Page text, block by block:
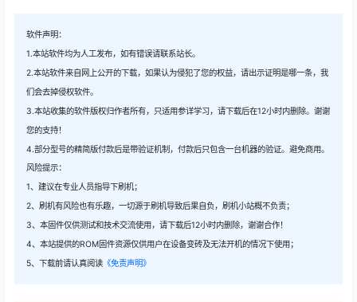
软件声明：
1.本站软件均为人工发布，如有错误请联系站长。
2.本站软件来自网上公开的下载，如果认为侵犯了您的权益，请出示证明是哪一条，我
们会去掉侵权软件。
3.本站收集的软件版权归作者所有，只适用参详学习，请下载后在12小时内删除。谢谢
您的支持！
4.部分型号的精简版付款后是带验证机制，付款后只包含一台机器的验证。避免商用。
风险提示：
1、建议在专业人员指导下刷机；
2、刷机有风险也有乐趣，一切源于刷机导致后果自负，刷机小站概不负责；
3、本固件仅供测试和技术交流使用，请下载后12小时内删除，谢谢合作！
4、本站提供的ROM固件资源仅供用户在设备变砖及无法开机的情况下使用；
5、下载前请认真阅读 《免责声明》